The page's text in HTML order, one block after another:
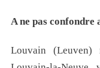
A ne pas
Louvain